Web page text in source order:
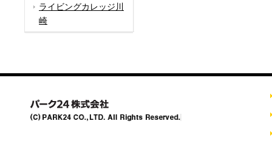
ライビングカレッジ川
崎